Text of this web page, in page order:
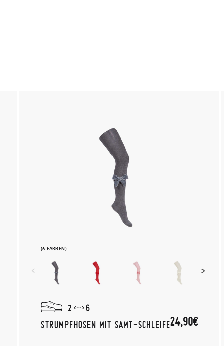
(6 FARBEN)
2
6
STRUMPFHOSEN MIT SAMT-SCHLEIFE24,90€